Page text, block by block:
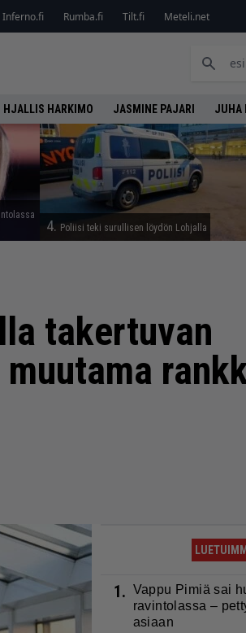
Inferno.fi Rumba.fi Tilt.fi Meteli.net
HJALLIS HARKIMO JASMINE PAJARI JUHA
4. Poliisi teki surullisen löydön Lohjalla
takertuvan
1. Vappu Pimiä sai
ravintolassa –
asiaan